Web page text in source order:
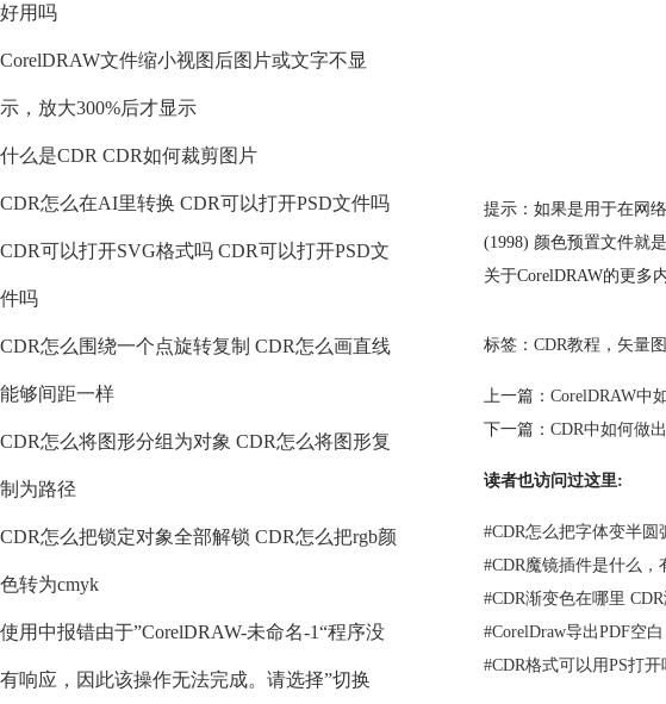
好用吗
CorelDRAW文件缩小视图后图片或文字不显
示，放大300%后才显示
什么是CDR CDR如何裁剪图片
CDR怎么在AI里转换 CDR可以打开PSD文件吗
CDR可以打开SVG格式吗 CDR可以打开PSD文
件吗
CDR怎么围绕一个点旋转复制 CDR怎么画直线
能够间距一样
CDR怎么将图形分组为对象 CDR怎么将图形复
制为路径
CDR怎么把锁定对象全部解锁 CDR怎么把rgb颜
色转为cmyk
使用中报错由于”CorelDRAW-未命名-1“程序没
有响应，因此该操作无法完成。请选择”切换
提示：如果是用于在网
(1998) 颜色预置文件就
关于CorelDRAW的更多
标签： CDR教程 ， 矢量
上一篇： CorelDRAW中
下一篇： CDR中如何做
读者也访问过这里:
#CDR怎么把字体变半圆
#CDR魔镜插件是什么，
#CDR渐变色在哪里
#CorelDraw导出PDF空
#CDR格式可以用PS打